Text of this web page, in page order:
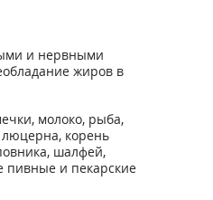
и нервными
жиров в
молоко, рыба,
корень
шалфей,
пивные и пекарские